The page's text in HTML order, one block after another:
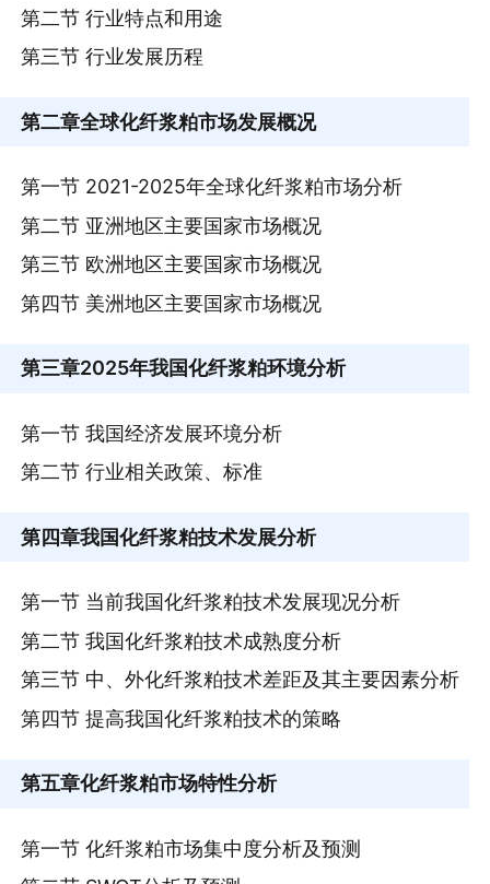
第二节 行业特点和用途
第三节 行业发展历程
第二章全球化纤浆粕市场发展概况
第一节 2021-2025年全球化纤浆粕市场分析
第二节 亚洲地区主要国家市场概况
第三节 欧洲地区主要国家市场概况
第四节 美洲地区主要国家市场概况
第三章2025年我国化纤浆粕环境分析
第一节 我国经济发展环境分析
第二节 行业相关政策、标准
第四章我国化纤浆粕技术发展分析
第一节 当前我国化纤浆粕技术发展现况分析
第二节 我国化纤浆粕技术成熟度分析
第三节 中、外化纤浆粕技术差距及其主要因素分析
第四节 提高我国化纤浆粕技术的策略
第五章化纤浆粕市场特性分析
第一节 化纤浆粕市场集中度分析及预测